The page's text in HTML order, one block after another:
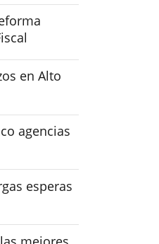
en Alto
agencias
esperas